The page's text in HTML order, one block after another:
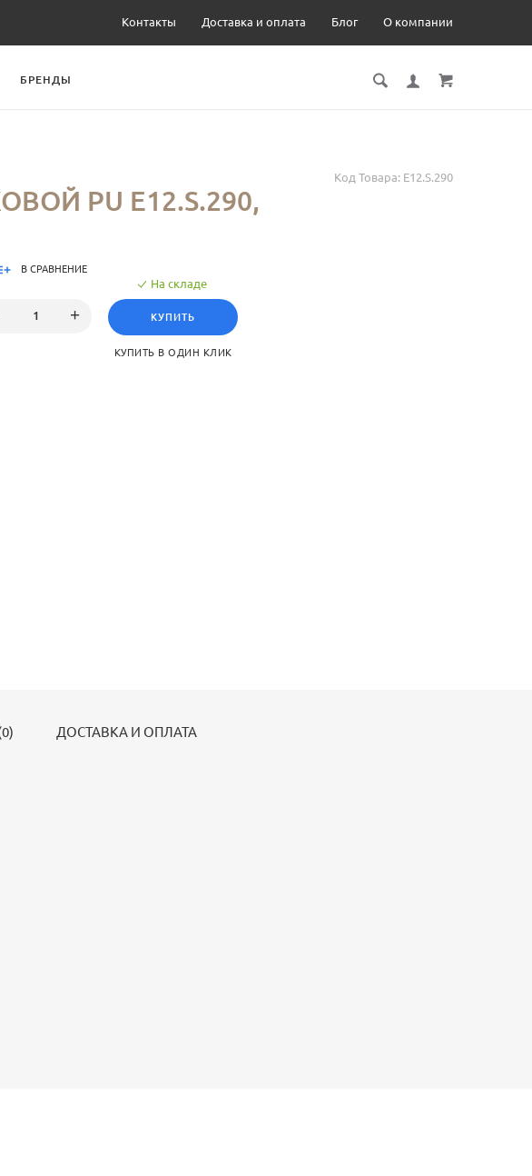
Контакты Доставка и оплата Блог О компании
БРЕНДЫ
Код Товара: E12.S.290
PU E12.S.290,
В СРАВНЕНИЕ
На складе
КУПИТЬ
КУПИТЬ В ОДИН КЛИК
ДОСТАВКА И ОПЛАТА